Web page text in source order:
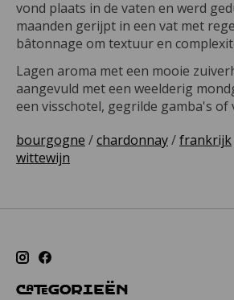
vond plaats in de vaten en werd
maanden gerijpt in een vat met
bâtonnage om textuur en
Lagen aroma met een mooie
aangevuld met een weelderig
een visschotel, gegrilde gamba's of
bourgogne /chardonnay/frankrijk
wittewijn
Categorieën